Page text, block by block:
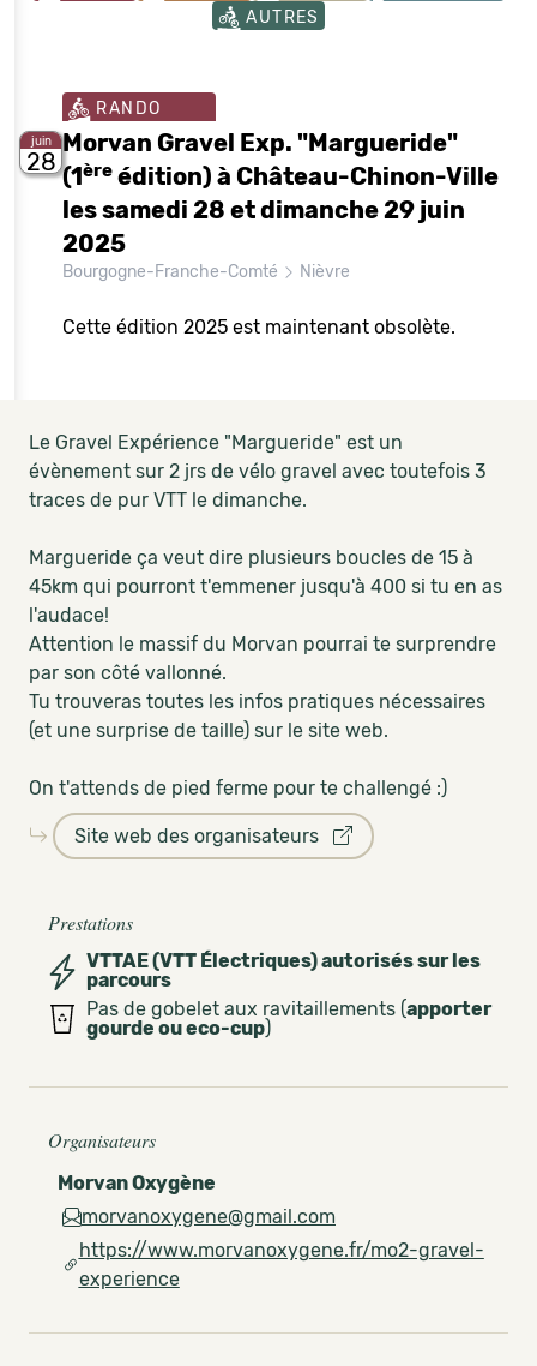
AUTRES
juin
28
RANDO
Morvan Gravel Exp. "Margueride"
(1ère édition) à Château-Chinon-Ville
les samedi 28 et dimanche 29 juin
2025
Bourgogne-Franche-Comté Nièvre
Cette édition 2025 est maintenant obsolète.
Le Gravel Expérience "Margueride" est un
évènement sur 2 jrs de vélo gravel avec toutefois 3
traces de pur VTT le dimanche.
Margueride ça veut dire plusieurs boucles de 15 à
45km qui pourront t'emmener jusqu'à 400 si tu en as
l'audace!
Attention le massif du Morvan pourrai te surprendre
par son côté vallonné.
Tu trouveras toutes les infos pratiques nécessaires
(et une surprise de taille) sur le site web.
On t'attends de pied ferme pour te challengé :)
Site web des organisateurs
Prestations
VTTAE (VTT Électriques) autorisés sur les
parcours
Pas de gobelet aux ravitaillements (apporter
gourde ou eco-cup)
Organisateurs
Morvan Oxygène
morvanoxygene@gmail.com
https://www.morvanoxygene.fr/mo2-gravel-
experience